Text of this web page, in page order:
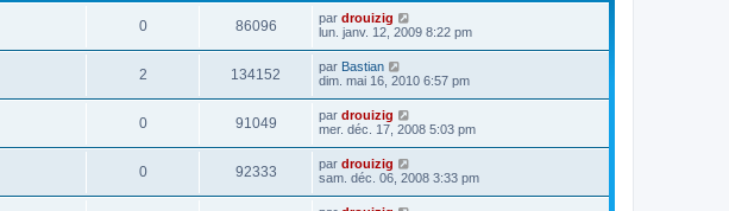
0 86096 par drouizig
lun. janv. 12, 2009 8:22 pm
2 134152 par Bastian
dim. mai 16, 2010 6:57 pm
0 91049 par drouizig
mer. déc. 17, 2008 5:03 pm
0 92333 par drouizig
sam. déc. 06, 2008 3:33 pm